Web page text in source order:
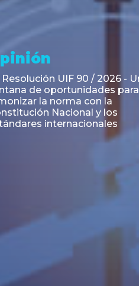
y
de Obligaciones
Clase E de Central
S.A. por un Valor Nominal
U$S 98.897.303